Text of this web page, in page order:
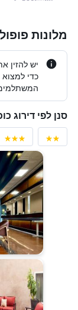
מלונות
יש להזין
כדי
סנן לפי דירוג